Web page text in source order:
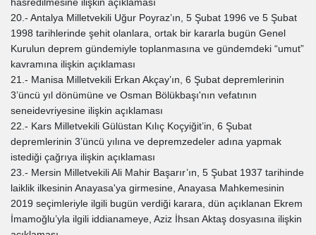
hasredilmesine ilişkin açıklaması
20.- Antalya Milletvekili Uğur Poyraz’ın, 5 Şubat 1996 ve 5 Şubat
1998 tarihlerinde şehit olanlara, ortak bir kararla bugün Genel
Kurulun deprem gündemiyle toplanmasına ve gündemdeki “umut”
kavramına ilişkin açıklaması
21.- Manisa Milletvekili Erkan Akçay’ın, 6 Şubat depremlerinin
3’üncü yıl dönümüne ve Osman Bölükbaşı'nın vefatının
seneidevriyesine ilişkin açıklaması
22.- Kars Milletvekili Gülüstan Kılıç Koçyiğit’in, 6 Şubat
depremlerinin 3’üncü yılına ve depremzedeler adına yapmak
istediği çağrıya ilişkin açıklaması
23.- Mersin Milletvekili Ali Mahir Başarır’ın, 5 Şubat 1937 tarihinde
laiklik ilkesinin Anayasa'ya girmesine, Anayasa Mahkemesinin
2019 seçimleriyle ilgili bugün verdiği karara, dün açıklanan Ekrem
İmamoğlu’yla ilgili iddianameye, Aziz İhsan Aktaş dosyasına ilişkin